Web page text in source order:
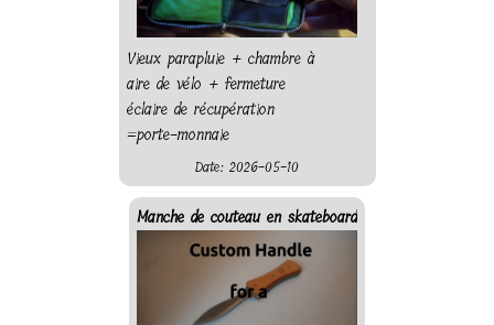
Vieux parapluie + chambre à
aire de vélo + fermeture
éclaire de récupération
=porte-monnaie
Date: 2026-05-10
Manche de couteau en skateboard